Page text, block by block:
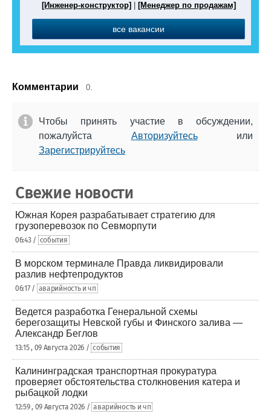
[Инженер-конструктор] [Менеджер по продажам]
все вакансии
Комментарии 0.
Чтобы принять участие в обсуждении,
пожалуйста Авторизуйтесьили
Зарегистрируйтесь
Свежие новости
Южная Корея разрабатывает стратегию для
грузоперевозок по Севморпути
06:43 / события
В морском терминале Правда ликвидировали
разлив нефтепродуктов
06:17 / аварийность и чп
Ведется разработка Генеральной схемы
берегозащиты Невской губы и Финского залива —
Александр Беглов
13:15 , 09 Августа 2026 / события
Калининградская транспортная прокуратура
проверяет обстоятельства столкновения катера и
рыбацкой лодки
12:59 , 09 Августа 2026 / аварийность и чп